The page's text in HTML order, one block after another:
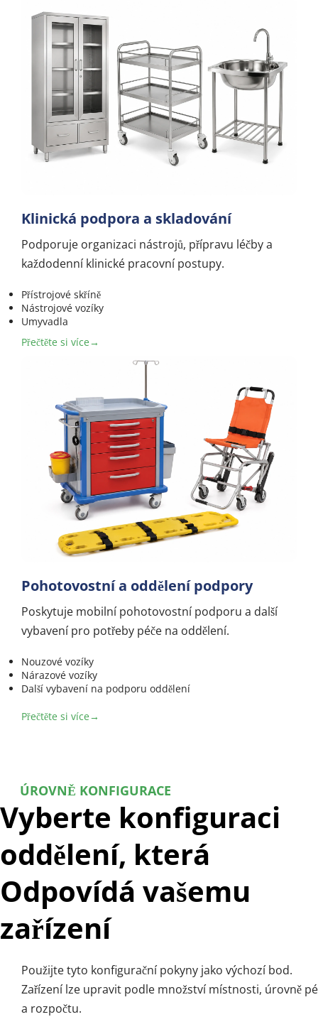
Klinická podpora a skladování
Podporuje organizaci nástrojů, přípravu léčby a
každodenní klinické pracovní postupy.
Přístrojové skříně
Nástrojové vozíky
Umyvadla
Přečtěte si více→
Pohotovostní a oddělení podpory
Poskytuje mobilní pohotovostní podporu a další
vybavení pro potřeby péče na oddělení.
Nouzové vozíky
Nárazové vozíky
Další vybavení na podporu oddělení
Přečtěte si více→
ÚROVNĚ KONFIGURACE
Vyberte konfiguraci
oddělení, která
Odpovídá vašemu
zařízení
Použijte tyto konfigurační pokyny jako výchozí bod.
Zařízení lze upravit podle množství místnosti, úrovně
a rozpočtu.